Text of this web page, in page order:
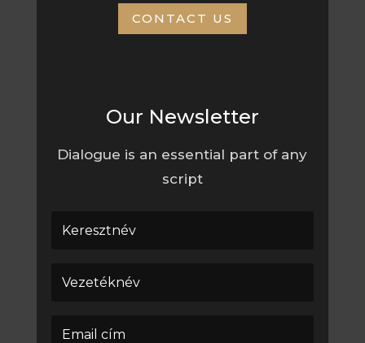
CONTACT US
Our Newsletter
Dialogue is an essential part of any
script